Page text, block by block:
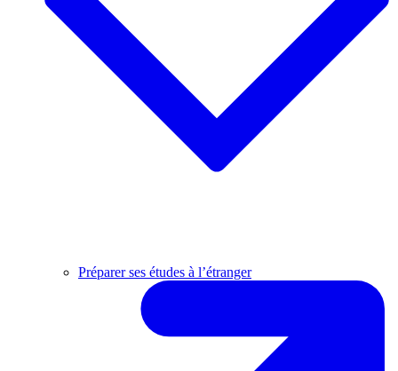
Préparer ses études à l’étranger